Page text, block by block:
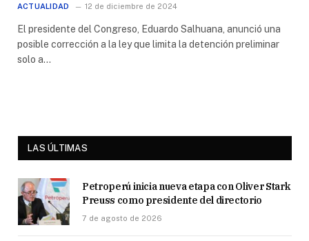
ACTUALIDAD 12 de diciembre de 2024
El presidente del Congreso, Eduardo Salhuana, anunció una
posible corrección a la ley que limita la detención preliminar
solo a…
LAS ÚLTIMAS
Petroperú inicia nueva etapa con Oliver Stark
Preuss como presidente del directorio
7 de agosto de 2026